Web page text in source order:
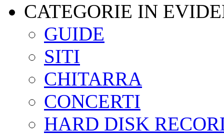
CATEGORIE IN
GUIDE
SITI
CHITARRA
CONCERTI
HARD DISK